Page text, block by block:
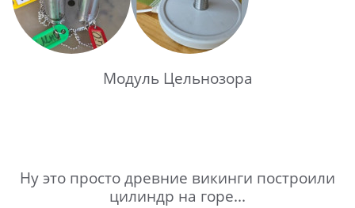
Модуль Цельнозора
Ну это просто древние викинги построили
цилиндр на горе...